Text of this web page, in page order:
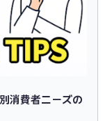
費者ニーズの